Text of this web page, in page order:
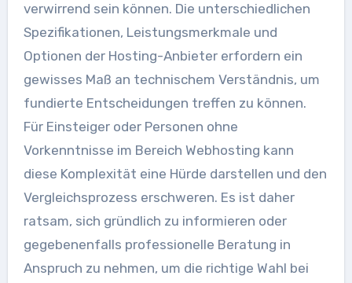
verwirrend sein können. Die unterschiedlichen
Spezifikationen, Leistungsmerkmale und
Optionen der Hosting-Anbieter erfordern ein
gewisses Maß an technischem Verständnis, um
fundierte Entscheidungen treffen zu können.
Für Einsteiger oder Personen ohne
Vorkenntnisse im Bereich Webhosting kann
diese Komplexität eine Hürde darstellen und den
Vergleichsprozess erschweren. Es ist daher
ratsam, sich gründlich zu informieren oder
gegebenenfalls professionelle Beratung in
Anspruch zu nehmen, um die richtige Wahl bei